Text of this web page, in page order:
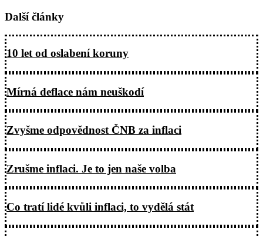
Další články
10 let od oslabení koruny
Mírná deflace nám neuškodí
Zvyšme odpovědnost ČNB za inflaci
Zrušme inflaci. Je to jen naše volba
Co tratí lidé kvůli inflaci, to vydělá stát